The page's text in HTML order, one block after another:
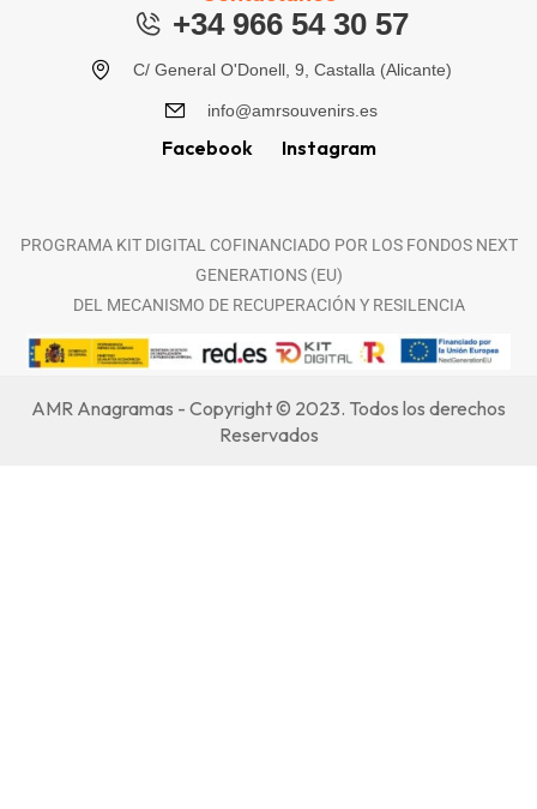
+34 966 54 30 57
C/ General O'Donell, 9, Castalla (Alicante)
info@amrsouvenirs.es
Facebook Instagram
PROGRAMA KIT DIGITAL COFINANCIADO POR LOS FONDOS NEXT
GENERATIONS (EU)
DEL MECANISMO DE RECUPERACIÓN Y RESILENCIA
AMR Anagramas - Copyright © 2023. Todos los derechos
Reservados